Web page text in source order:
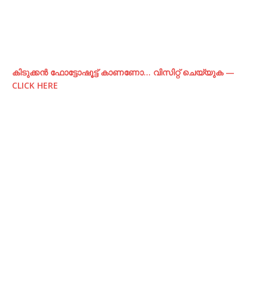
കിടുക്കന്‍ ഫോട്ടോഷൂട്ട്‌ കാണണോ… വിസിറ്റ് ചെയ്യുക —
CLICK HERE